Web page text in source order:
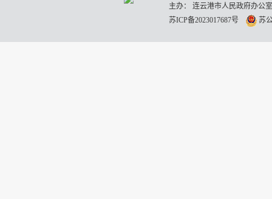
主办： 连云港市人民政府办
苏ICP备2023017687号
苏